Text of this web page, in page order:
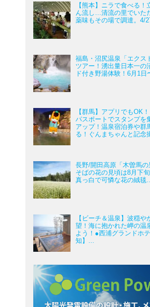
【熊本】ニラで食べる！
ん流し…清流の里でいた
薬味もその場で調達。4/
福島・沼尻温泉「エクス
ツアー！湧出量日本一の
ド付き野湯体験！6月1日
【群馬】アプリでもOK
パスポートでスタンプを
アップ！温泉宿泊券や群
る！ぐんまちゃんと記念
長野/開田高原「木曽馬
そばの花の見頃は8月下
真っ白で可憐な花の絨毯
【ビーチ＆温泉】波穏や
望！海に抱かれた岬の温
よう！●西浦グランドホ
知】...